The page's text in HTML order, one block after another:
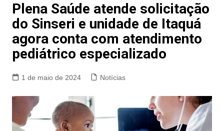
Plena Saúde atende solicitação
do Sinseri e unidade de Itaquá
agora conta com atendimento
pediátrico especializado
1 de maio de 2024 Notícias